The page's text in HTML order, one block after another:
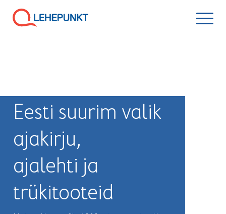
Eesti suurim valik
ajakirju,
ajalehti ja
trükitooteid